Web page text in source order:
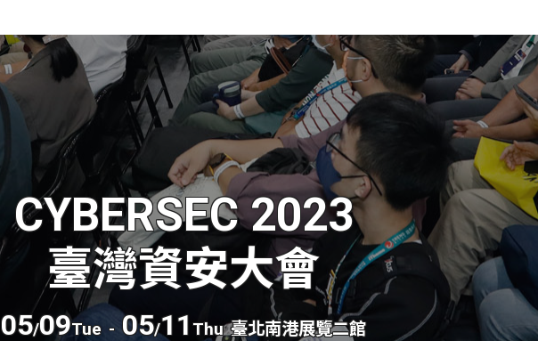
CYBERSEC 2023
臺灣資安大會
05/09Tue - 05/11 Thu 臺北南港展覽二館